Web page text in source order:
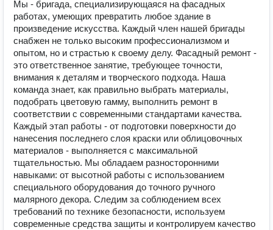
Мы - бригада, специализирующаяся на фасадных
работах, умеющих превратить любое здание в
произведение искусства. Каждый член нашей бригады
снабжен не только высоким профессионализмом и
опытом, но и страстью к своему делу. Фасадный ремонт -
это ответственное занятие, требующее точности,
внимания к деталям и творческого подхода. Наша
команда знает, как правильно выбрать материалы,
подобрать цветовую гамму, выполнить ремонт в
соответствии с современными стандартами качества.
Каждый этап работы - от подготовки поверхности до
нанесения последнего слоя краски или облицовочных
материалов - выполняется с максимальной
тщательностью. Мы обладаем разносторонними
навыками: от высотной работы с использованием
специального оборудования до точного ручного
малярного декора. Следим за соблюдением всех
требований по технике безопасности, используем
современные средства защиты и контролируем качество